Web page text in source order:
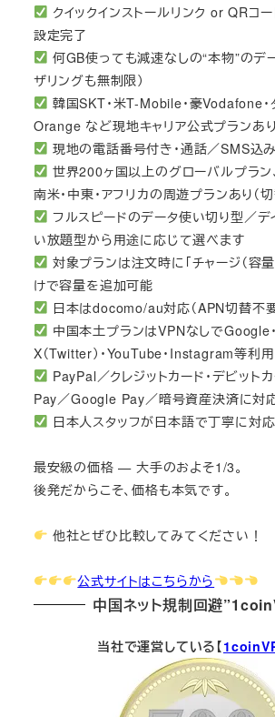
クイックインストールリンク or QRコ
設定完了
何GB使っても減速なしの“本物”のデ
ザリングも無制限）
韓国SKT・米T-Mobile・豪Vodafone・
Orange など現地キャリア公式プランあり
現地の電話番号付き・通話／SMS込
世界200ヶ国以上のグローバルプラン
南米・中東・アフリカの周遊プランあり（切
フルスピードのデータ使い切り型／
い放題型から用途に応じて選べます
対象プランは注文時に「チャージ（容
けで容量を追加可能
日本はdocomo/au対応（APN切替不要
中国本土プランはVPNなしでGoogle
X（Twitter）・YouTube・Instagram等利
PayPal／クレジットカード・デビット
Pay／Google Pay／暗号資産決済に対
日本人スタッフが日本語で丁寧に対応
最安級の価格 — 大手のおよそ1/3。
後発だからこそ、価格も本気です。
他社とぜひ比較してみてください！
公式サイトはこちらから
中国ネット規制回避
当社で運営している【